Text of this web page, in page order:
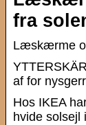
fra
Læskærme
af for
Hos IKEA
hvide solsejl